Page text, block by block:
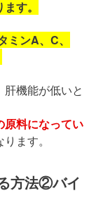
す。
ミンA、C、
機能が低いと
原料になってい
ます。
方法②バイ